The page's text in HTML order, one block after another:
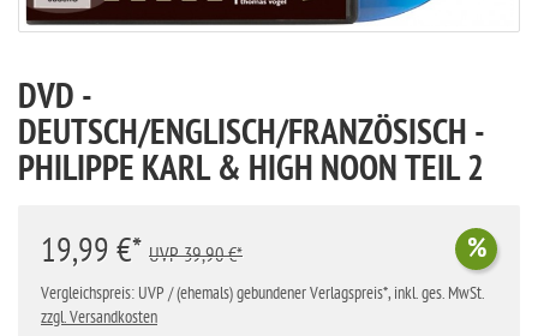
DVD -
DEUTSCH/ENGLISCH/FRANZÖSISCH -
PHILIPPE KARL & HIGH NOON TEIL 2
19,99 €* %
UVP 39,90 €*
Vergleichspreis: UVP / (ehemals) gebundener Verlagspreis*, inkl. ges. MwSt.
zzgl. Versandkosten